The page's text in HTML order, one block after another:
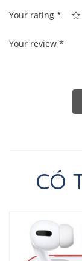
Your rating *
Your review *
CÓ